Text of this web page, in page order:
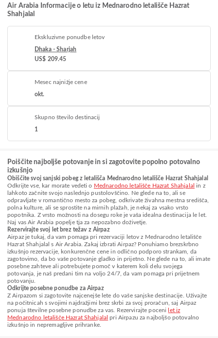
Air Arabia Informacije o letu iz Mednarodno letališče Hazrat
Shahjalal
Ekskluzivne ponudbe letov
Dhaka - Sharjah
US$ 209.45
Mesec najnižje cene
okt.
Skupno število destinacij
1
Poiščite najboljše potovanje in si zagotovite popolno potovalno
izkušnjo
Obiščite svoj sanjski pobeg z letališča Mednarodno letališče Hazrat Shahjalal
Odkrijte vse, kar morate vedeti o Mednarodno letališče Hazrat Shahjalal in z
lahkoto začnite svojo naslednjo pustolovščino. Ne glede na to, ali se
odpravljate v romantično mesto za pobeg, odkrivate živahna mestna središča,
polna kulture, ali se sprostite na mirnih plažah, je nekaj za vsako vrsto
popotnika. Z vrsto možnosti na dosegu roke je vaša idealna destinacija le let.
Naj vas Air Arabia popelje tja za nepozabno doživetje.
Rezervirajte svoj let brez težav z Airpaz
Airpaz je tukaj, da vam pomaga pri rezervaciji letov z Mednarodno letališče
Hazrat Shahjalal s Air Arabia. Zakaj izbrati Airpaz? Ponuhiamo brezskrbno
izkušnjo rezervacije, konkurenčne cene in odlično podporo strankam, da
zagotovimo, da bo vaše potovanje gladko in prijetno. Ne glede na to, ali imate
posebne zahteve ali potrebujete pomoč v katerem koli delu svojega
potovanja, je naš predani tim na voljo 24/7, da vam pomaga pri prijetnem
potovanju.
Odkrijte posebne ponudbe za Airpaz
Z Airpazom si zagotovite najcenejše lete do vaše sanjske destinacije. Uživajte
na počitnicah s svojimi najdražjimi brez skrbi za svoj proračun, saj Airpaz
ponuja številne posebne ponudbe za vas. Rezervirajte poceni
let iz
Mednarodno letališče Hazrat Shahjalal pri Airpazu za najboljšo potovalno
izkušnjo in nepremagljive prihranke.